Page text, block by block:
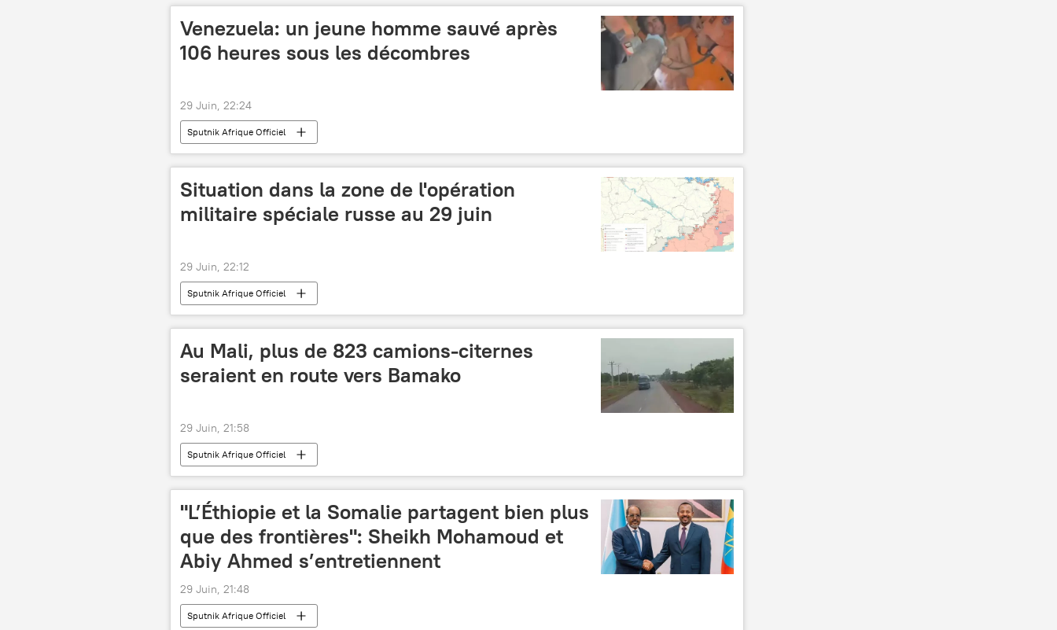
Venezuela: un jeune homme sauvé après
106 heures sous les décombres
29 Juin, 22:24
Sputnik Afrique Officiel
Situation dans la zone de l'opération
militaire spéciale russe au 29 juin
29 Juin, 22:12
Sputnik Afrique Officiel
Au Mali, plus de 823 camions-citernes
seraient en route vers Bamako
29 Juin, 21:58
Sputnik Afrique Officiel
"L’Éthiopie et la Somalie partagent bien plus
que des frontières": Sheikh Mohamoud et
Abiy Ahmed s’entretiennent
29 Juin, 21:48
Sputnik Afrique Officiel